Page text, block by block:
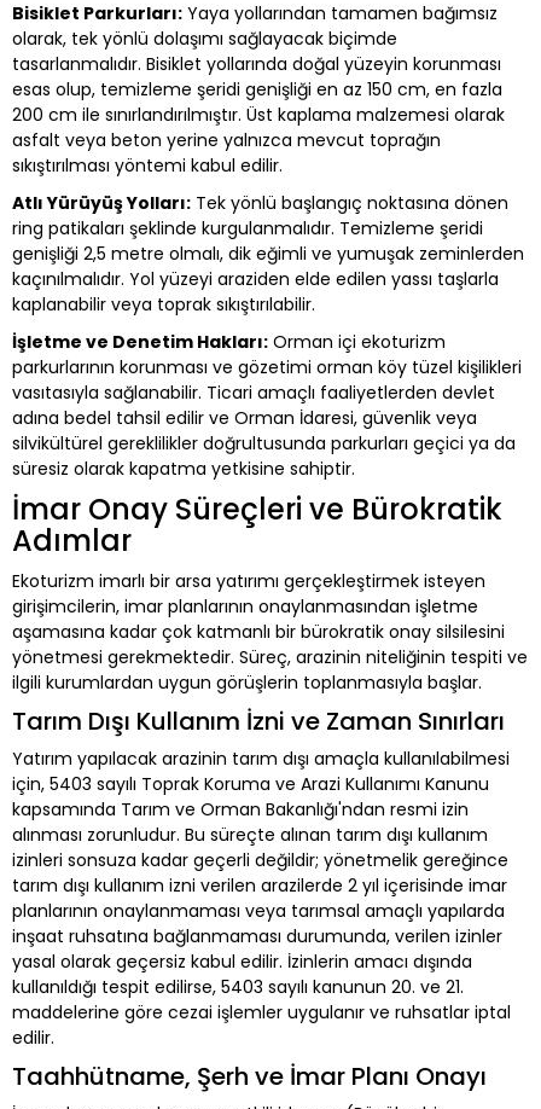
Bisiklet Parkurları: Yaya yollarından tamamen bağımsız
olarak, tek yönlü dolaşımı sağlayacak biçimde
tasarlanmalıdır. Bisiklet yollarında doğal yüzeyin korunması
esas olup, temizleme şeridi genişliği en az 150 cm, en fazla
200 cm ile sınırlandırılmıştır. Üst kaplama malzemesi olarak
asfalt veya beton yerine yalnızca mevcut toprağın
sıkıştırılması yöntemi kabul edilir.
Atlı Yürüyüş Yolları: Tek yönlü başlangıç noktasına dönen
ring patikaları şeklinde kurgulanmalıdır. Temizleme şeridi
genişliği 2,5 metre olmalı, dik eğimli ve yumuşak zeminlerden
kaçınılmalıdır. Yol yüzeyi araziden elde edilen yassı taşlarla
kaplanabilir veya toprak sıkıştırılabilir.
İşletme ve Denetim Hakları: Orman içi ekoturizm
parkurlarının korunması ve gözetimi orman köy tüzel kişilikleri
vasıtasıyla sağlanabilir. Ticari amaçlı faaliyetlerden devlet
adına bedel tahsil edilir ve Orman İdaresi, güvenlik veya
silvikültürel gereklilikler doğrultusunda parkurları geçici ya da
süresiz olarak kapatma yetkisine sahiptir.
İmar Onay Süreçleri ve Bürokratik
Adımlar
Ekoturizm imarlı bir arsa yatırımı gerçekleştirmek isteyen
girişimcilerin, imar planlarının onaylanmasından işletme
aşamasına kadar çok katmanlı bir bürokratik onay silsilesini
yönetmesi gerekmektedir. Süreç, arazinin niteliğinin tespiti ve
ilgili kurumlardan uygun görüşlerin toplanmasıyla başlar.
Tarım Dışı Kullanım İzni ve Zaman Sınırları
Yatırım yapılacak arazinin tarım dışı amaçla kullanılabilmesi
için, 5403 sayılı Toprak Koruma ve Arazi Kullanımı Kanunu
kapsamında Tarım ve Orman Bakanlığı'ndan resmi izin
alınması zorunludur. Bu süreçte alınan tarım dışı kullanım
izinleri sonsuza kadar geçerli değildir; yönetmelik gereğince
tarım dışı kullanım izni verilen arazilerde 2 yıl içerisinde imar
planlarının onaylanmaması veya tarımsal amaçlı yapılarda
inşaat ruhsatına bağlanmaması durumunda, verilen izinler
yasal olarak geçersiz kabul edilir. İzinlerin amacı dışında
kullanıldığı tespit edilirse, 5403 sayılı kanunun 20. ve 21.
maddelerine göre cezai işlemler uygulanır ve ruhsatlar iptal
edilir.
Taahhütname, Şerh ve İmar Planı Onayı